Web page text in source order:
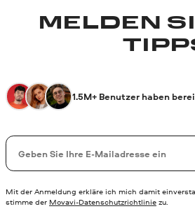
MELDEN
1.5M+ Benutzer haben
Ihre E-Mail-Addresse
Mit der Anmeldung erkläre ich mich damit
stimme der Movavi-Datenschutzrichtlinie zu.